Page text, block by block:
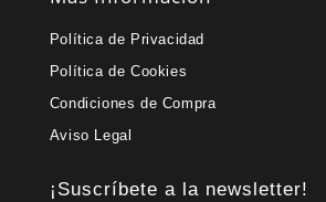
Política de Privacidad
Política de Cookies
Condiciones de Compra
Aviso Legal
¡Suscríbete a la newsletter!